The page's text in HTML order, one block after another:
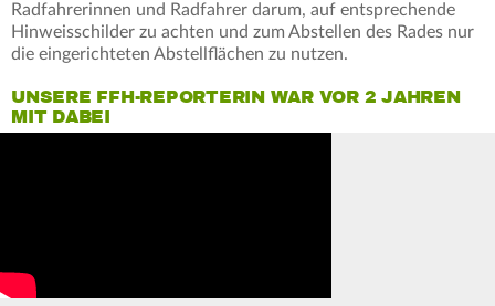
Radfahrerinnen und Radfahrer darum, auf entsprechende
Hinweisschilder zu achten und zum Abstellen des Rades nur
die eingerichteten Abstellflächen zu nutzen.
UNSERE FFH-REPORTERIN WAR VOR 2 JAHREN
MIT DABEI